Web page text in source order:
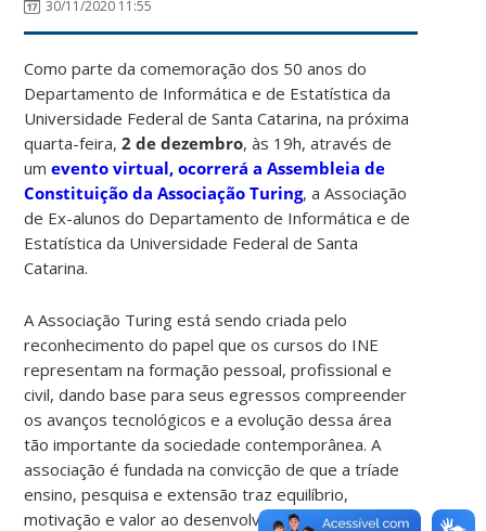
30/11/2020 11:55
Como parte da comemoração dos 50 anos do
Departamento de Informática e de Estatística da
Universidade Federal de Santa Catarina, na próxima
quarta-feira,2 de dezembro, às 19h, através de
umevento virtual, ocorrerá a Assembleia de
Constituição da Associação Turing, a Associação
de Ex-alunos do Departamento de Informática e de
Estatística da Universidade Federal de Santa
Catarina.
A Associação Turing está sendo criada pelo
reconhecimento do papel que os cursos do INE
representam na formação pessoal, profissional e
civil, dando base para seus egressos compreender
os avanços tecnológicos e a evolução dessa área
tão importante da sociedade contemporânea. A
associação é fundada na convicção de que a tríade
ensino, pesquisa e extensão traz equilíbrio,
motivação e valor ao desenvolvimento de cada